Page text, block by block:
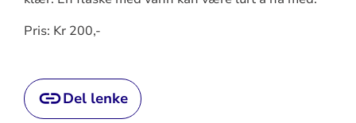
Pris: Kr 200,-
Del lenke